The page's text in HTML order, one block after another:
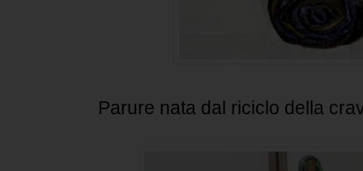
Parure nata dal riciclo della